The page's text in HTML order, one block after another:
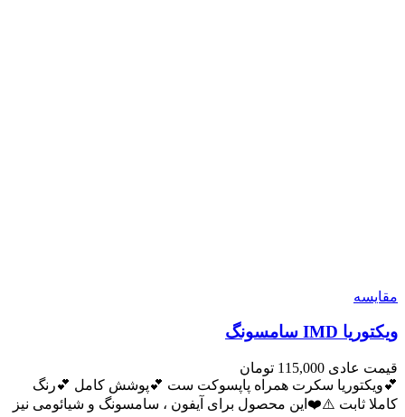
مقايسه
ویکتوریا IMD سامسونگ
قیمت عادی 115,000 تومان
💕ویکتوریا سکرت همراه پاپسوکت ست 💕پوشش کامل 💕رنگ
کاملا ثابت ⚠️❤️این محصول برای آیفون ، سامسونگ و شیائومی نیز